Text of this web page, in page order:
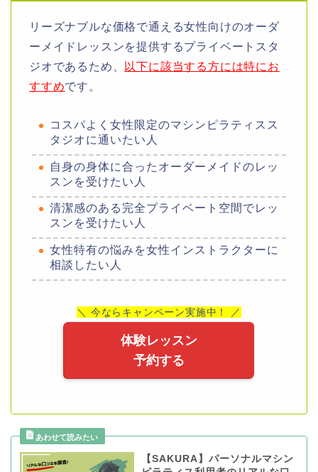
リーズナブルな価格で通える女性向けのオーダ
ーメイドレッスンを提供するプライベートスタ
ジオであるため、
以下に該当する方には特にお
すすめです。
コスパよく女性限定のマシンピラティスス
タジオに通いたい人
自身の身体に合ったオーダーメイドのレッ
スンを受けたい人
清潔感のある完全プライベート空間でレッ
スンを受けたい人
女性特有の悩みを女性インストラクターに
相談したい人
＼ 今ならキャンペーン実施中！ ／
体験レッスン
予約する
【SAKURA】パーソナルマシン